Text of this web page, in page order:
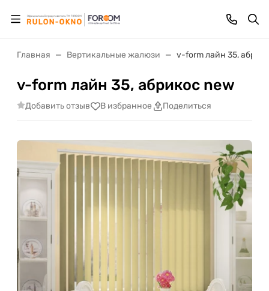
Главная Вертикальные жалюзи v-form лайн 35,
v-form лайн 35, абрикос new
Добавить отзыв В избранное Поделиться